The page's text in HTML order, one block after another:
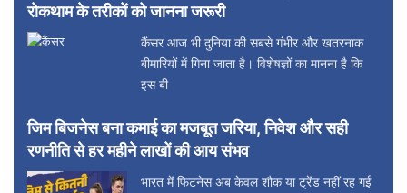
रोकथाम के तरीकों को जानना जरूरी
कैंसर आज भी दुनिया की सबसे गंभीर और खतरनाक
बीमारियों में गिना जाता है। विशेषज्ञों का मानना है कि
इस बी
जिम बिजनेस बना कमाई का मजबूत जरिया, निवेश और सही
रणनीति से हर महीने लाखों की आय संभव
भारत में फिटनेस अब केवल शौक या ट्रेंड नहीं रह गई